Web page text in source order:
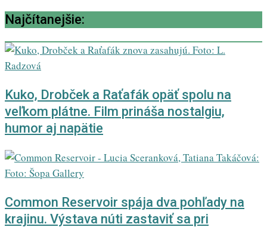
Najčítanejšie:
Kuko, Drobček a Raťafák opäť spolu na
veľkom plátne. Film prináša nostalgiu,
humor aj napätie
Common Reservoir spája dva pohľady na
krajinu. Výstava núti zastaviť sa pri